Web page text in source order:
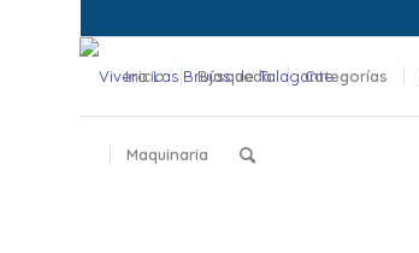
Inicio Búsqueda Categorías
Maquinaria